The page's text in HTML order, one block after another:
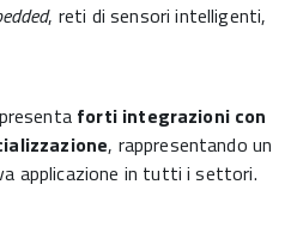
, reti di sensori intelligenti,
forti integrazioni con
, rappresentando un
applicazione in tutti i settori.